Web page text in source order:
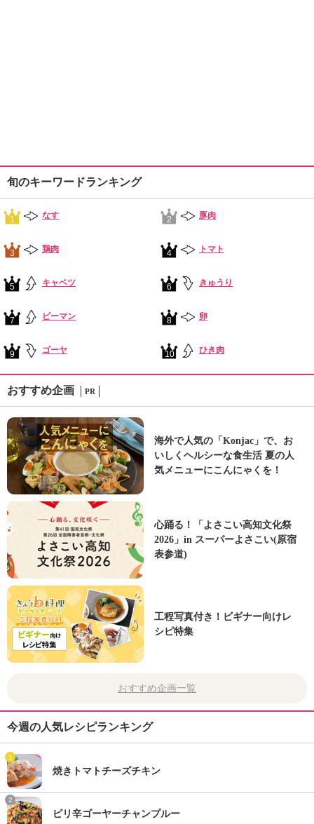
旬のキーワードランキング
1 なす 2 豚肉
3 鶏肉 4 トマト
5 キャベツ 6 きゅうり
7 ピーマン 8 卵
9 ゴーヤ 10 ひき肉
おすすめ企画 PR
海外で人気の「Konjac」で、お
いしくヘルシーな食生活 夏の人
気メニューにこんにゃくを！
心踊る！「よさこい高知文化祭
2026」in スーパーよさこい(原宿
表参道)
工程写真付き！ビギナー向けレ
シピ特集
おすすめ企画一覧
今週の人気レシピランキング
1
焼きトマトチーズチキン
2
ピリ辛ゴーヤーチャンプルー